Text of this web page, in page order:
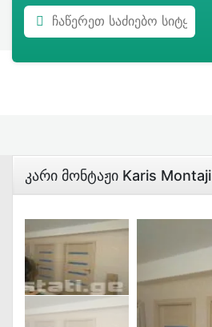
Კარი Მონტაჟი Karis Montaji